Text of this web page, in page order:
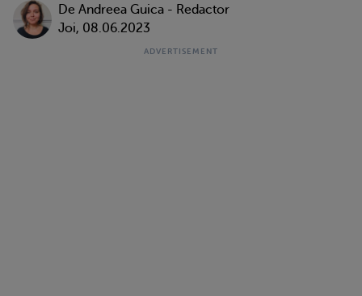
De Andreea Guica - Redactor
Joi, 08.06.2023